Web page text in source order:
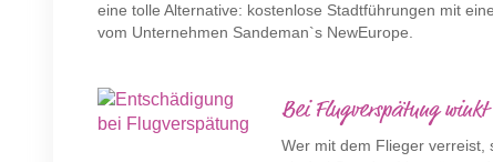
eine tolle Alternative: kostenlose Stadtführungen mit
vom Unternehmen Sandeman`s NewEurope.
Bei Flugverspätung
Wer mit dem Flieger verreist,